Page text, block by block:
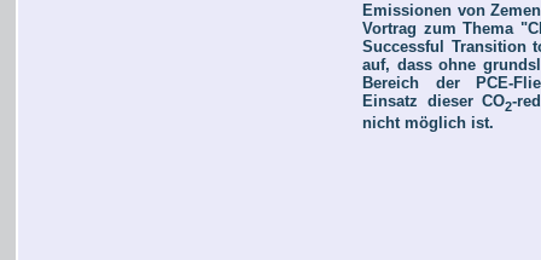
Emissionen von
Vortrag zum Thema
Successful Transition
auf, dass ohne
Bereich der PCE-
Einsatz dieser CO2-
nicht möglich ist.